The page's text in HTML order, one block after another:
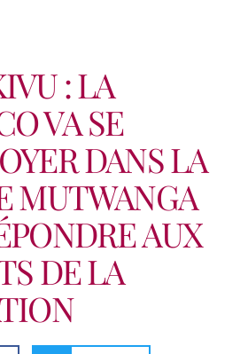
: LA
VA SE
DANS LA
MUTWANGA
AUX
DE LA